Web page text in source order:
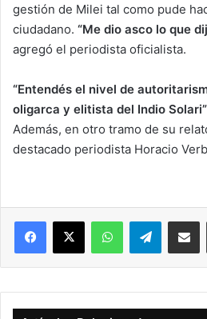
gestión de Milei tal como pude
ciudadano. “Me dio asco lo que
agregó el periodista oficialista.
“Entendés el nivel de
oligarca y elitista del Indio Solari”
Además, en otro tramo de su
destacado periodista Horacio
Facebook
X WhatsAppTelegram